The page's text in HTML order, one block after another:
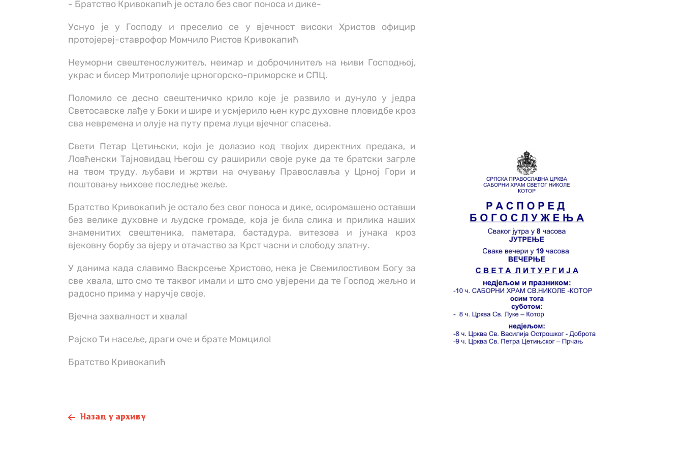
- Братство Кривокапић је остало без свог поноса и дике-
Уснуо је у Господу и преселио се у вјечност високи Христов официр
протојереј-ставрофор Момчило Ристов Кривокапић
Неуморни свештенослужитељ, неимар и доброчинитељ на њиви Господњој,
украс и бисер Митрополије црногорско-приморске и СПЦ.
Поломило се десно свештеничко крило које је развило и дунуло у једра
Светосавске лађе у Боки и шире и усмјерило њен курс духовне пловидбе кроз
сва невремена и олује на путу према луци вјечног спасења.
Свети Петар Цетињски, који је долазио код твојих директних предака, и
Ловћенски Тајновидац Његош су раширили своје руке да те братски загрле
на твом труду, љубави и жртви на очувању Православља у Црној Гори и
поштовању њихове последње жеље.
Братство Кривокапић је остало без свог поноса и дике, осиромашено оставши
без велике духовне и људске громаде, која је била слика и прилика наших
знаменитих свештеника, паметара, бастадура, витезова и јунака кроз
вјековну борбу за вјеру и отачаство за Крст часни и слободу златну.
У данима када славимо Васкрсење Христово, нека је Свемилостивом Богу за
све хвала, што смо те таквог имали и што смо увјерени да те Господ жељно и
радосно прима у наручје своје.
Вјечна захвалност и хвала!
Рајско Ти насеље, драги оче и брате Момцило!
Братство Кривокапић
Назад у архиву